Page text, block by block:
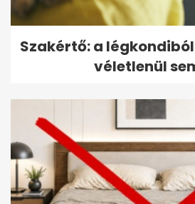
Szakértő: a
véletlenül